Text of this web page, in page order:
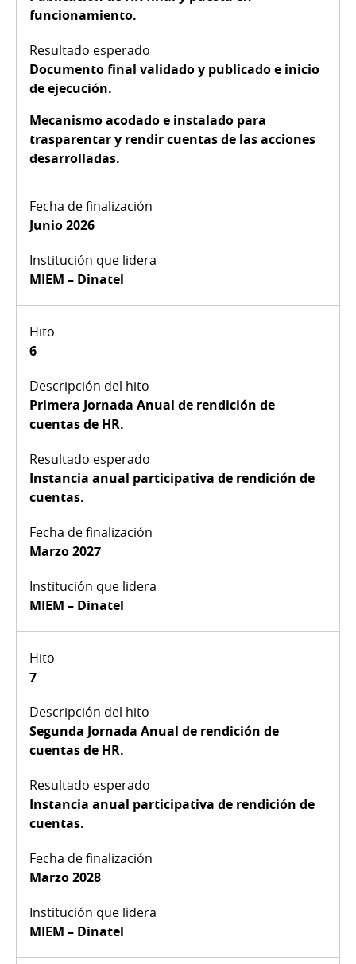
funcionamiento.
Documento final validado y publicado e inicio
de ejecución.
Mecanismo acodado e instalado para
trasparentar y rendir cuentas de las acciones
desarrolladas.
Junio 2026
MIEM – Dinatel
6
Primera Jornada Anual de rendición de
cuentas de HR.
Instancia anual participativa de rendición de
cuentas.
Marzo 2027
MIEM – Dinatel
7
Segunda Jornada Anual de rendición de
cuentas de HR.
Instancia anual participativa de rendición de
cuentas.
Marzo 2028
MIEM – Dinatel